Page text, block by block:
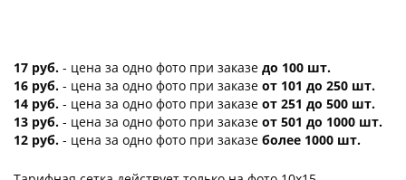
17 руб. - цена за одно фото при заказе до 100 шт.
16 руб. - цена за одно фото при заказе от 101 до 250 шт.
14 руб. - цена за одно фото при заказе от 251 до 500 шт.
13 руб. - цена за одно фото при заказе от 501 до 1000 шт.
12 руб. - цена за одно фото при заказе более 1000 шт.